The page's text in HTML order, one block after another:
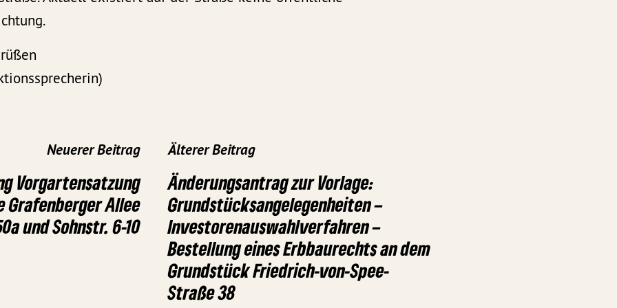
Neuerer Beitrag
Vorgartensatzung
Grafenberger Allee
und Sohnstr. 6-10
Älterer Beitrag
Änderungsantrag zur Vorlage:
Grundstücksangelegenheiten –
Investorenauswahlverfahren –
Bestellung eines Erbbaurechts an dem
Grundstück Friedrich-von-Spee-
Straße 38